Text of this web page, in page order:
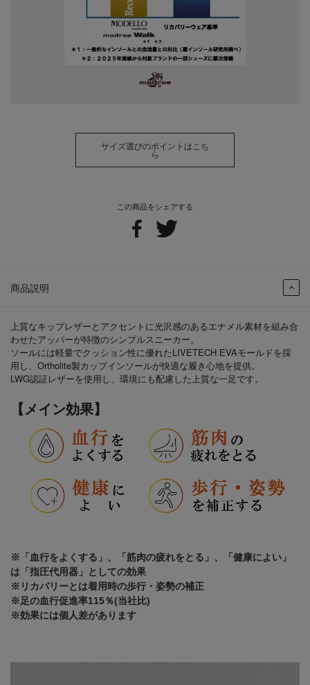
この商品をシェアする
商品説明
上質なキップレザーとアクセントに光沢感のあるエナメル素材を組み合
わせたアッパーが特徴のシンプルスニーカー。
ソールには軽量でクッション性に優れたLIVETECH EVAモールドを採
用し、Ortholite製カップインソールが快適な履き心地を提供。
LWG認証レザーを使用し、環境にも配慮した上質な一足です。
【メイン効果】
※「血行をよくする」、「筋肉の疲れをとる」、「健康によい」
は「指圧代用器」としての効果
※リカバリーとは着用時の歩行・姿勢の補正
※足の血行促進率115％(当社比)
※効果には個人差があります
サイズ選びのポイントはこち
ら